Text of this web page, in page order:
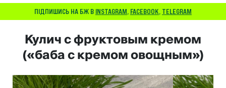
ПІДПИШИСЬ НА БЖ В INSTAGRAM, FACEBOOK, TELEGRAM
Кулич с фруктовым кремом
(«баба с кремом овощным»)